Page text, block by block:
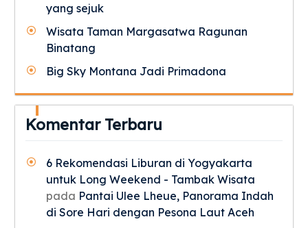
yang sejuk
Wisata Taman Margasatwa Ragunan
Binatang
Big Sky Montana Jadi Primadona
Komentar Terbaru
6 Rekomendasi Liburan di Yogyakarta
untuk Long Weekend - Tambak Wisata
pada Pantai Ulee Lheue, Panorama Indah
di Sore Hari dengan Pesona Laut Aceh